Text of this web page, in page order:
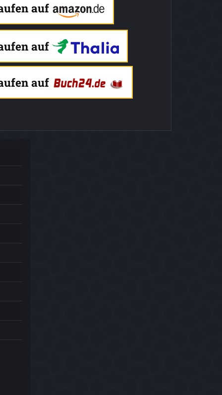
auf
auf
auf